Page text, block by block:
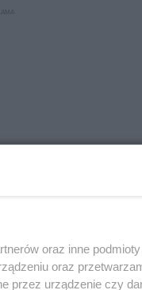
oraz inne
oraz
przez urządzenie czy